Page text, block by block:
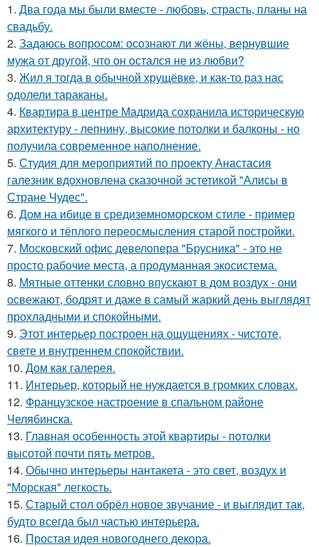
1. Два года мы были вместе - любовь, страсть, планы на
свадьбу.
2. Задаюсь вопросом: осознают ли жёны, вернувшие
мужа от другой, что он остался не из любви?
3. Жил я тогда в обычной хрущёвке, и как-то раз нас
одолели тараканы.
4. Квартира в центре Мадрида сохранила историческую
архитектуру - лепнину, высокие потолки и балконы - но
получила современное наполнение.
5. Студия для мероприятий по проекту Анастасия
галезник вдохновлена сказочной эстетикой "Алисы в
Стране Чудес".
6. Дом на ибице в средиземноморском стиле - пример
мягкого и тёплого переосмысления старой постройки.
7. Московский офис девелопера "Брусника" - это не
просто рабочие места, а продуманная экосистема.
8. Мятные оттенки словно впускают в дом воздух - они
освежают, бодрят и даже в самый жаркий день выглядят
прохладными и спокойными.
9. Этот интерьер построен на ощущениях - чистоте,
свете и внутреннем спокойствии.
10. Дом как галерея.
11. Интерьер, который не нуждается в громких словах.
12. Французское настроение в спальном районе
Челябинска.
13. Главная особенность этой квартиры - потолки
высотой почти пять метров.
14. Обычно интерьеры нантакета - это свет, воздух и
"Морская" легкость.
15. Старый стол обрёл новое звучание - и выглядит так,
будто всегда был частью интерьера.
16. Простая идея новогоднего декора.